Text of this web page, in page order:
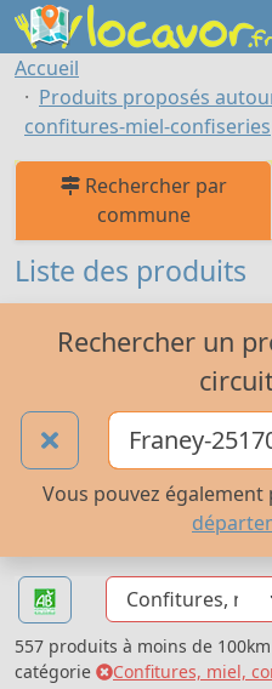
Accueil
Produits proposés
confitures-miel-confiseries
Rechercher par
commune
Liste des produits
Rechercher un
Vous pouvez
557 produits à moins de
catégorie
Confitures, miel,